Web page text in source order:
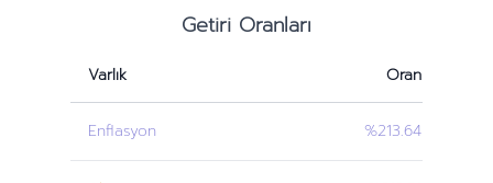
Getiri Oranları
Varlık Oran
Enflasyon %213.64